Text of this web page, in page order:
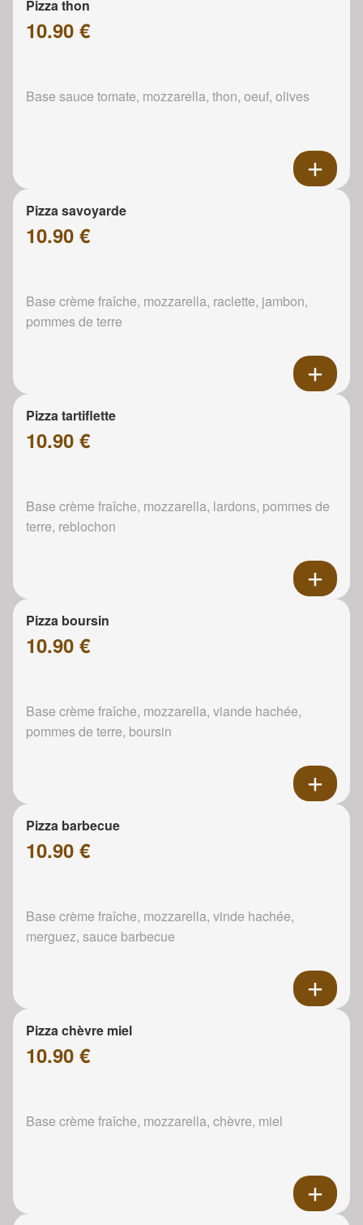
Pizza thon
10.90 €
Base sauce tomate, mozzarella, thon, oeuf, olives
Pizza savoyarde
10.90 €
Base crème fraîche, mozzarella, raclette, jambon,
pommes de terre
Pizza tartiflette
10.90 €
Base crème fraîche, mozzarella, lardons, pommes de
terre, reblochon
Pizza boursin
10.90 €
Base crème fraîche, mozzarella, viande hachée,
pommes de terre, boursin
Pizza barbecue
10.90 €
Base crème fraîche, mozzarella, vinde hachée,
merguez, sauce barbecue
Pizza chèvre miel
10.90 €
Base crème fraîche, mozzarella, chèvre, miel